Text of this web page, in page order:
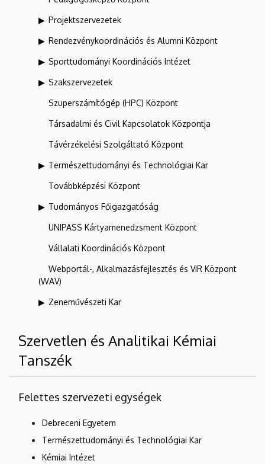
Projektszervezetek
Rendezvénykoordinációs és Alumni Központ
Sporttudományi Koordinációs Intézet
Szakszervezetek
Szuperszámítógép (HPC) Központ
Társadalmi és Civil Kapcsolatok Központja
Távérzékelési Szolgáltató Központ
Természettudományi és Technológiai Kar
Továbbképzési Központ
Tudományos Főigazgatóság
UNIPASS Kártyamenedzsment Központ
Vállalati Koordinációs Központ
Webportál-, Alkalmazásfejlesztés és VIR Központ
(WAV)
Zeneművészeti Kar
Szervetlen és Analitikai Kémiai
Tanszék
Felettes szervezeti egységek
Debreceni Egyetem
Természettudományi és Technológiai Kar
Kémiai Intézet